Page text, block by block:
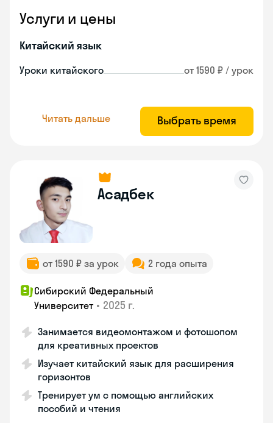
Услуги и цены
Китайский язык
Уроки китайского от 1590 ₽ / урок
Читать дальше Выбрать время
Асадбек
от 1590 ₽ за урок 2 года опыта
Сибирский Федеральный
Университет • 2025 г.
Занимается видеомонтажом и фотошопом
для креативных проектов
Изучает китайский язык для расширения
горизонтов
Тренирует ум с помощью английских
пособий и чтения